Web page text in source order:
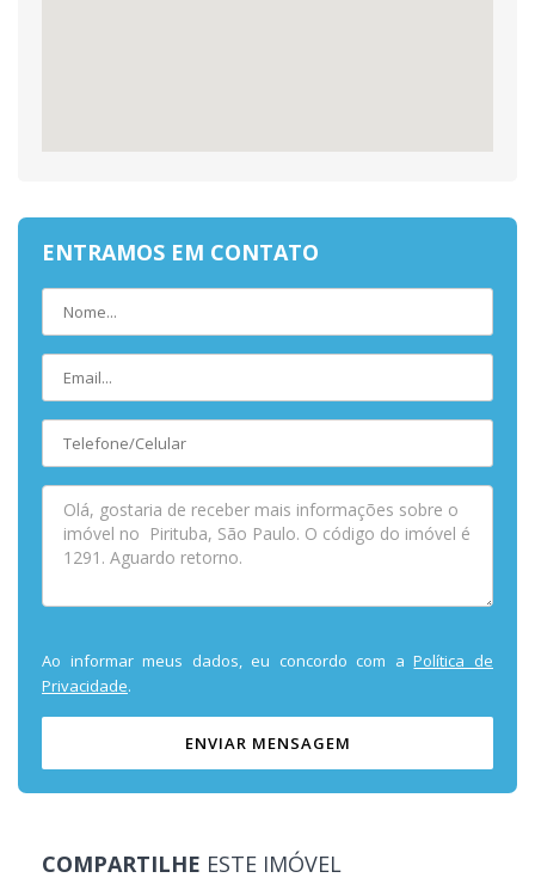
ENTRAMOS EM CONTATO
Ao informar meus dados, eu concordo com aPolítica de
Privacidade.
ENVIAR MENSAGEM
COMPARTILHE ESTE IMÓVEL